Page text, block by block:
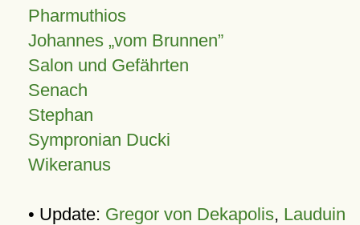
Pharmuthios
Johannes vom Brunnen
Salon und Gefährten
Senach
Stephan
Sympronian Ducki
Wikeranus
• Update: Gregor von Dekapolis, Lauduin